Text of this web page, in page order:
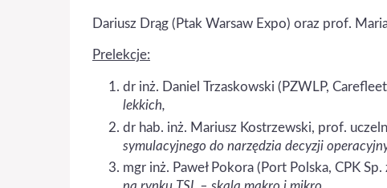
Dariusz Drąg (Ptak Warsaw Expo) oraz prof.
Prelekcje:
dr inż. Daniel Trzaskowski (PZWLP,
lekkich,
dr hab. inż. Mariusz Kostrzewski, prof.
symulacyjnego do narzędzia decyzji
mgr inż. Paweł Pokora (Port Polska, CPK Sp.